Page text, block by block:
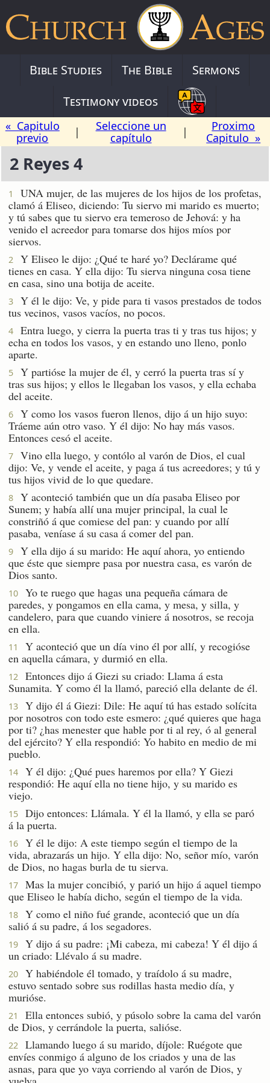
Bible Studies The Bible
Sermons
Testimony videos
« Capitulo
previo
|
Seleccione un
capítulo
|
Proximo
Capitulo »
2 Reyes 4
1
UNA mujer, de las mujeres de los hijos de los profetas,
clamó á Eliseo, diciendo: Tu siervo mi marido es muerto;
y tú sabes que tu siervo era temeroso de Jehová: y ha
venido el acreedor para tomarse dos hijos míos por
siervos.
2
Y Eliseo le dijo: ¿Qué te haré yo? Declárame qué
tienes en casa. Y ella dijo: Tu sierva ninguna cosa tiene
en casa, sino una botija de aceite.
3
Y él le dijo: Ve, y pide para ti vasos prestados de todos
tus vecinos, vasos vacíos, no pocos.
4
Entra luego, y cierra la puerta tras ti y tras tus hijos; y
echa en todos los vasos, y en estando uno lleno, ponlo
aparte.
5
Y partióse la mujer de él, y cerró la puerta tras sí y
tras sus hijos; y ellos le llegaban los vasos, y ella echaba
del aceite.
6
Y como los vasos fueron llenos, dijo á un hijo suyo:
Tráeme aún otro vaso. Y él dijo: No hay más vasos.
Entonces cesó el aceite.
7
Vino ella luego, y contólo al varón de Dios, el cual
dijo: Ve, y vende el aceite, y paga á tus acreedores; y tú y
tus hijos vivid de lo que quedare.
8
Y aconteció también que un día pasaba Eliseo por
Sunem; y había allí una mujer principal, la cual le
constriñó á que comiese del pan: y cuando por allí
pasaba, veníase á su casa á comer del pan.
9
Y ella dijo á su marido: He aquí ahora, yo entiendo
que éste que siempre pasa por nuestra casa, es varón de
Dios santo.
10
Yo te ruego que hagas una pequeña cámara de
paredes, y pongamos en ella cama, y mesa, y silla, y
candelero, para que cuando viniere á nosotros, se recoja
en ella.
11
Y aconteció que un día vino él por allí, y recogióse
en aquella cámara, y durmió en ella.
12
Entonces dijo á Giezi su criado: Llama á esta
Sunamita. Y como él la llamó, pareció ella delante de él.
13
Y dijo él á Giezi: Dile: He aquí tú has estado solícita
por nosotros con todo este esmero: ¿qué quieres que haga
por ti? ¿has menester que hable por ti al rey, ó al general
del ejército? Y ella respondió: Yo habito en medio de mi
pueblo.
14
Y él dijo: ¿Qué pues haremos por ella? Y Giezi
respondió: He aquí ella no tiene hijo, y su marido es
viejo.
15
Dijo entonces: Llámala. Y él la llamó, y ella se paró
á la puerta.
16
Y él le dijo: A este tiempo según el tiempo de la
vida, abrazarás un hijo. Y ella dijo: No, señor mío, varón
de Dios, no hagas burla de tu sierva.
17
Mas la mujer concibió, y parió un hijo á aquel tiempo
que Eliseo le había dicho, según el tiempo de la vida.
18
Y como el niño fué grande, aconteció que un día
salió á su padre, á los segadores.
19
Y dijo á su padre: ¡Mi cabeza, mi cabeza! Y él dijo á
un criado: Llévalo á su madre.
20
Y habiéndole él tomado, y traídolo á su madre,
estuvo sentado sobre sus rodillas hasta medio día, y
murióse.
21
Ella entonces subió, y púsolo sobre la cama del varón
de Dios, y cerrándole la puerta, salióse.
22
Llamando luego á su marido, díjole: Ruégote que
envíes conmigo á alguno de los criados y una de las
asnas, para que yo vaya corriendo al varón de Dios, y